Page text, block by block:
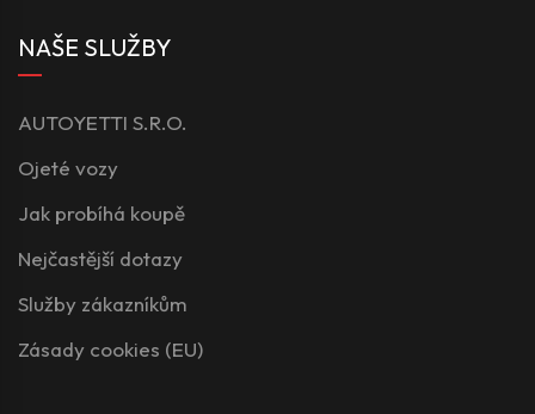
NAŠE SLUŽBY
AUTOYETTI S.R.O.
Ojeté vozy
Jak probíhá koupě
Nejčastější dotazy
Služby zákazníkům
Zásady cookies (EU)